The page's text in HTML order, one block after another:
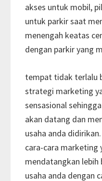
akses untuk mobil,
untuk parkir saat
menengah keatas
dengan parkir yang
tempat tidak terlalu
strategi marketing
sensasional
akan datang dan
usaha anda
cara-cara marketing
mendatangkan lebih
usaha anda dengan